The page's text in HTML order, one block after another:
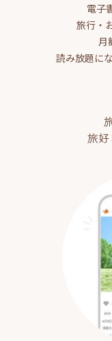
電子
旅行・
月
読み放題に
旅好